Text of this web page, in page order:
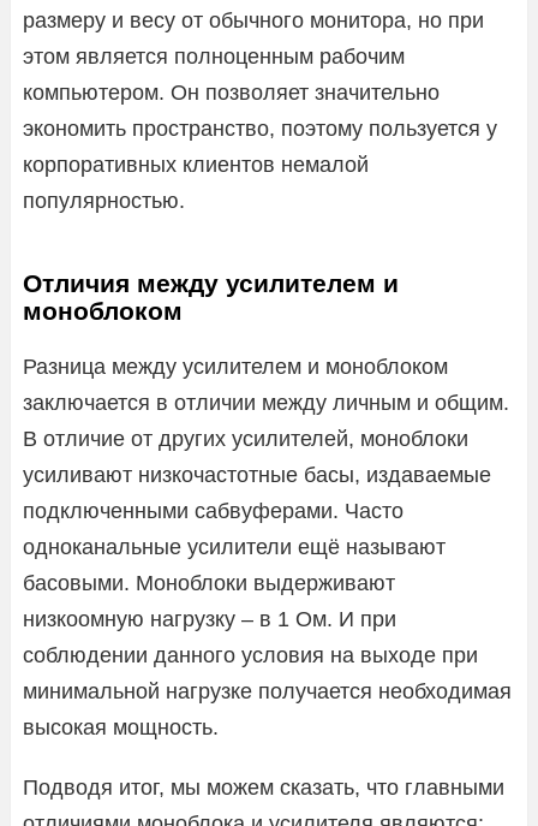
размеру и весу от обычного монитора, но при
этом является полноценным рабочим
компьютером. Он позволяет значительно
экономить пространство, поэтому пользуется у
корпоративных клиентов немалой
популярностью.
Отличия между усилителем и
моноблоком
Разница между усилителем и моноблоком
заключается в отличии между личным и общим.
В отличие от других усилителей, моноблоки
усиливают низкочастотные басы, издаваемые
подключенными сабвуферами. Часто
одноканальные усилители ещё называют
басовыми. Моноблоки выдерживают
низкоомную нагрузку – в 1 Ом. И при
соблюдении данного условия на выходе при
минимальной нагрузке получается необходимая
высокая мощность.
Подводя итог, мы можем сказать, что главными